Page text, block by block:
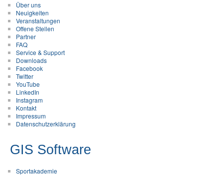
Über uns
Neuigkeiten
Veranstaltungen
Offene Stellen
Partner
FAQ
Service & Support
Downloads
Facebook
Twitter
YouTube
LinkedIn
Instagram
Kontakt
Impressum
Datenschutzerklärung
GIS Software
Sportakademie